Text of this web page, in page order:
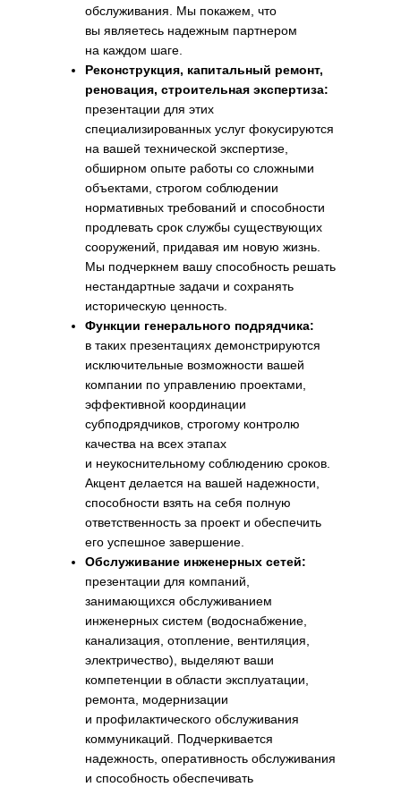
обслуживания. Мы покажем, что
вы являетесь надежным партнером
на каждом шаге.
Реконструкция, капитальный ремонт,
реновация, строительная экспертиза:
презентации для этих
специализированных услуг фокусируются
на вашей технической экспертизе,
обширном опыте работы со сложными
объектами, строгом соблюдении
нормативных требований и способности
продлевать срок службы существующих
сооружений, придавая им новую жизнь.
Мы подчеркнем вашу способность решать
нестандартные задачи и сохранять
историческую ценность.
Функции генерального подрядчика:
в таких презентациях демонстрируются
исключительные возможности вашей
компании по управлению проектами,
эффективной координации
субподрядчиков, строгому контролю
качества на всех этапах
и неукоснительному соблюдению сроков.
Акцент делается на вашей надежности,
способности взять на себя полную
ответственность за проект и обеспечить
его успешное завершение.
Обслуживание инженерных сетей:
презентации для компаний,
занимающихся обслуживанием
инженерных систем (водоснабжение,
канализация, отопление, вентиляция,
электричество), выделяют ваши
компетенции в области эксплуатации,
ремонта, модернизации
и профилактического обслуживания
коммуникаций. Подчеркивается
надежность, оперативность обслуживания
и способность обеспечивать